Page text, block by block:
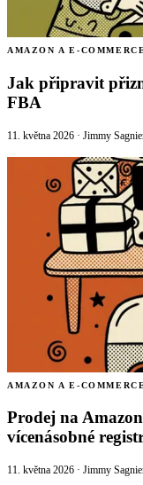
AMAZON A E-
Jak připravit
FBA
11. května 2026 · Jimmy
AMAZON A E-
Prodej na
vícenásobné
11. května 2026 · Jimmy